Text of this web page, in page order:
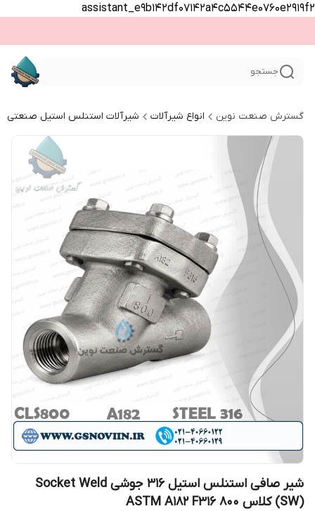
assistant_e9b142df07142a4c5544e0760e2919f2
جستجو
گسترش صنعت نوین انواع شیرآلات شیرآلات استنلس استیل صنعتی
شیر صافی استنلس استیل 316 جوشی Socket Weld
(SW) کلاس 800 ASTM A182 F316